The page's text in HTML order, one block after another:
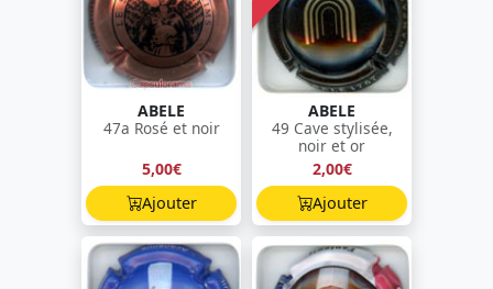
ABELE
47a Rosé et noir
5,00€
Ajouter
ABELE
49 Cave stylisée,
noir et or
2,00€
Ajouter